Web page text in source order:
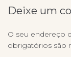
Deixe um
O seu endereço
obrigatórios são